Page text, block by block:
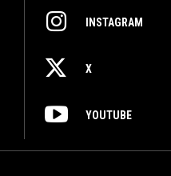
INSTAGRAM
X
YOUTUBE